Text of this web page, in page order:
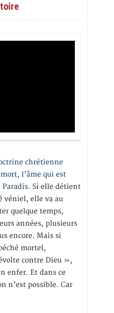
chrétienne
l’âme qui est
Paradis. Si elle détient
véniel, elle va au
quelque temps,
années, plusieurs
encore. Mais si
mortel,
contre Dieu »,
enfer. Et dans ce
n’est possible. Car